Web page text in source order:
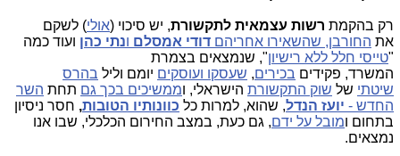
רק בהקמת רשות עצמאית לתקשורת, יש סיכוי (אולי) לשקם
את החורבן, שהשאירו אחריהם דודי אמסלם ונתי כהן ועוד כמה
"טייסי חלל ללא רישיון", שנמצאים בצמרת
המשרד, פקידים בכירים, שעסקו ועוסקים יומם וליל בהרס
שיטתי של שוק התקשורת הישראלי, וממשיכים בכך גם תחת השר
החדש - יועז הנדל, שהוא, למרות כל כוונותיו הטובות, חסר ניסיון
בתחום ומובל על ידם, גם כעת, במצב החירום הכלכלי, שבו אנו
נמצאים.